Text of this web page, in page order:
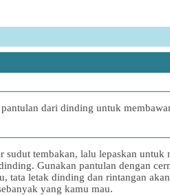
dari dinding untuk
sudut tembakan, lalu lepaskan untuk
Gunakan pantulan dengan
tata letak dinding dan rintangan
yang kamu mau.